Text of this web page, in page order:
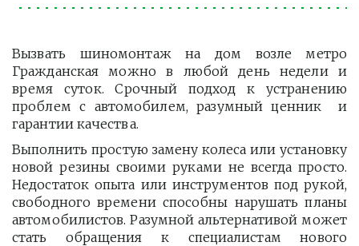
Вызвать шиномонтаж на дом возле метро
Гражданская можно в любой день недели и
время суток. Срочный подход к устранению
проблем с автомобилем, разумный ценник и
гарантии качества.
Выполнить простую замену колеса или установку
новой резины своими руками не всегда просто.
Недостаток опыта или инструментов под рукой,
свободного времени способны нарушать планы
автомобилистов. Разумной альтернативой может
стать обращения к специалистам нового